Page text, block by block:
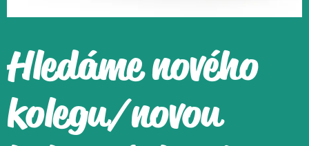
Hledáme nového
kolegu/novou